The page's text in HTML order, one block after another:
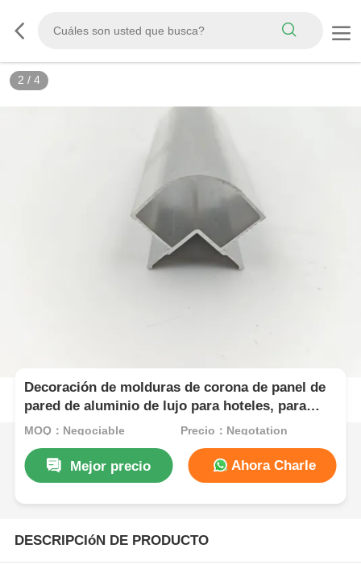
2 / 4
Decoración de molduras de corona de panel de
pared de aluminio de lujo para hoteles, para
decoración interior de alta gama en la industria
MOQ：Negociable Precio：Negotation
Mejor precio Ahora Charle
DESCRIPCIóN DE PRODUCTO